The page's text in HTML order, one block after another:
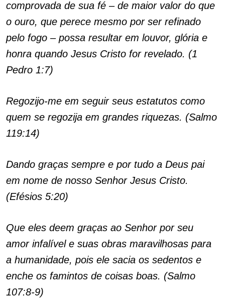
comprovada de sua fé – de maior valor do que
o ouro, que perece mesmo por ser refinado
pelo fogo – possa resultar em louvor, glória e
honra quando Jesus Cristo for revelado. (1
Pedro 1:7)
Regozijo-me em seguir seus estatutos como
quem se regozija em grandes riquezas. (Salmo
119:14)
Dando graças sempre e por tudo a Deus pai
em nome de nosso Senhor Jesus Cristo.
(Efésios 5:20)
Que eles deem graças ao Senhor por seu
amor infalível e suas obras maravilhosas para
a humanidade, pois ele sacia os sedentos e
enche os famintos de coisas boas. (Salmo
107:8-9)